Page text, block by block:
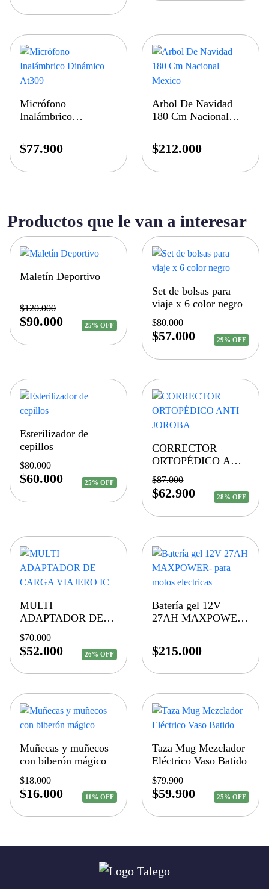
Micrófono
Inalámbrico
$77.900
Arbol De Navidad
180 Cm Nacional
$212.000
Productos que le van a interesar
Maletín Deportivo
$120.000
$90.000 25% OFF
Set de bolsas para
viaje x 6 color negro
$80.000
$57.000 29% OFF
Esterilizador de
cepillos
$80.000
$60.000 25% OFF
CORRECTOR
ORTOPÉDICO ANTI
JOROBA
$87.000
$62.900 28% OFF
MULTI
ADAPTADOR DE
CARGA VIAJERO
IC
$70.000
$52.000 26% OFF
Batería gel 12V
27AH MAXPOWER-
$215.000
Muñecas y muñecos
con biberón mágico
$18.000
$16.000 11% OFF
Taza Mug Mezclador
Eléctrico Vaso Batido
$79.900
$59.900 25% OFF